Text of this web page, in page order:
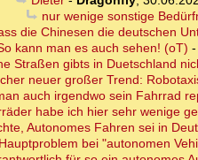
nur wenige sonstige
die Chinesen die deutschen
kann man es auch sehen! (oT) -
Straßen gibts in Duetschland
neuer großer Trend:
auch irgendwo sein Fahrrad
habe ich hier sehr wenige
Autonomes Fahren sei in
bei "autonomen